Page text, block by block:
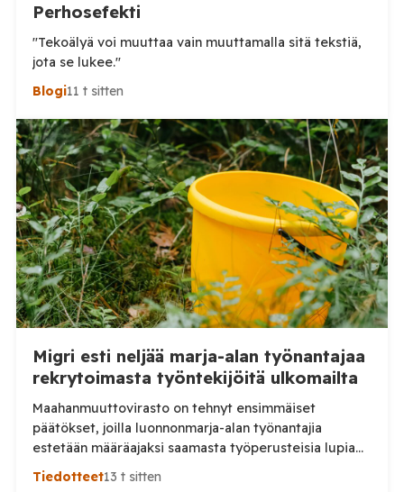
Perhosefekti
"Tekoälyä voi muuttaa vain muuttamalla sitä tekstiä,
jota se lukee."
Blogi11 t sitten
Migri esti neljää marja-alan työnantajaa
rekrytoimasta työntekijöitä ulkomailta
Maahanmuuttovirasto on tehnyt ensimmäiset
päätökset, joilla luonnonmarja-alan työnantajia
estetään määräajaksi saamasta työperusteisia lupia
ulkomailta rekrytoitaville työntekijöille. Päätösten
Tiedotteet13 t sitten